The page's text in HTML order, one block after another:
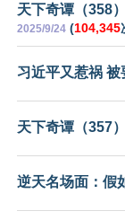
天下奇谭（358
2025/9/24 (104,345
习近平又惹祸
天下奇谭（357
逆天名场面：假